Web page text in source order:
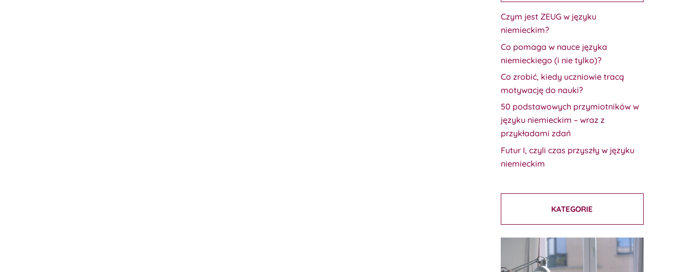
Czym jest ZEUG w języku
niemieckim?
Co pomaga w nauce języka
niemieckiego (i nie tylko)?
Co zrobić, kiedy uczniowie tracą
motywację do nauki?
50 podstawowych przymiotników w
języku niemieckim – wraz z
przykładami zdań
Futur I, czyli czas przyszły w języku
niemieckim
KATEGORIE